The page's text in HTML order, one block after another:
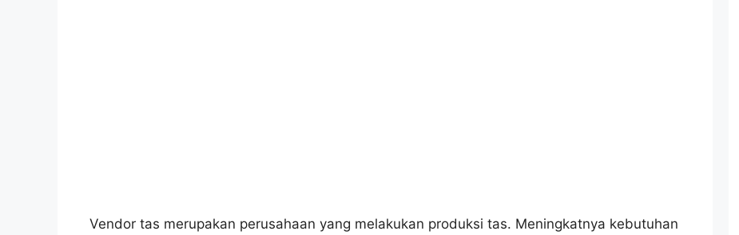
Vendor tas merupakan perusahaan yang melakukan produksi tas. Meningkatnya kebutuhan